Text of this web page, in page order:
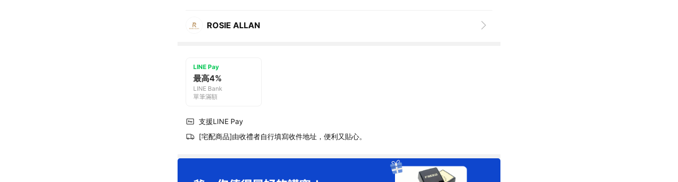
ROSIE ALLAN
LINE Pay
最高4%
LINE Bank
單筆滿額
支援LINE Pay
[宅配商品]由收禮者自行填寫收件地址，便利又貼心。